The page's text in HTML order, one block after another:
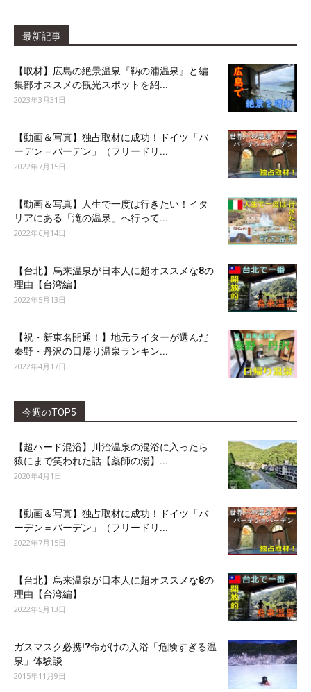
最新記事
【取材】広島の絶景温泉『鞆の浦温泉』と編
集部オススメの観光スポットを紹...
2023年3月31日
【動画＆写真】独占取材に成功！ドイツ「バ
ーデン＝バーデン」（フリードリ...
2022年7月15日
【動画＆写真】人生で一度は行きたい！イタ
リアにある「滝の温泉」へ行って...
2022年6月14日
【台北】烏来温泉が日本人に超オススメな8の
理由【台湾編】
2022年5月13日
【祝・新東名開通！】地元ライターが選んだ
秦野・丹沢の日帰り温泉ランキン...
2022年4月17日
今週のTOP5
【超ハード混浴】川治温泉の混浴に入ったら
猿にまで笑われた話【薬師の湯】...
2020年4月1日
【動画＆写真】独占取材に成功！ドイツ「バ
ーデン＝バーデン」（フリードリ...
2022年7月15日
【台北】烏来温泉が日本人に超オススメな8の
理由【台湾編】
2022年5月13日
ガスマスク必携!?命がけの入浴「危険すぎる温
泉」体験談
2015年11月9日